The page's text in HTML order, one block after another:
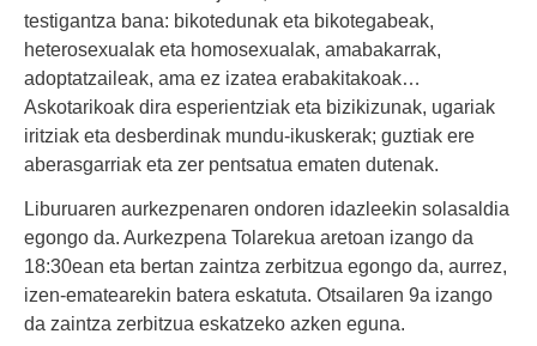
testigantza bana: bikotedunak eta bikotegabeak,
heterosexualak eta homosexualak, amabakarrak,
adoptatzaileak, ama ez izatea erabakitakoak…
Askotarikoak dira esperientziak eta bizikizunak, ugariak
iritziak eta desberdinak mundu-ikuskerak; guztiak ere
aberasgarriak eta zer pentsatua ematen dutenak.
Liburuaren aurkezpenaren ondoren idazleekin solasaldia
egongo da. Aurkezpena Tolarekua aretoan izango da
18:30ean eta bertan zaintza zerbitzua egongo da, aurrez,
izen-ematearekin batera eskatuta. Otsailaren 9a izango
da zaintza zerbitzua eskatzeko azken eguna.